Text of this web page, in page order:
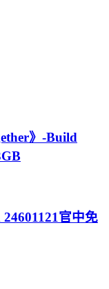
》-Build
官中免